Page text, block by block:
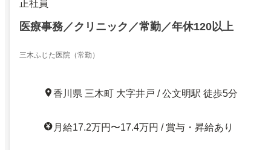
正社員
医療事務／クリニック／常勤／年休120以上
三木ふじた医院（常勤）
香川県 三木町 大字井戸 / 公文明駅 徒歩5分
月給17.2万円〜17.4万円 / 賞与・昇給あり